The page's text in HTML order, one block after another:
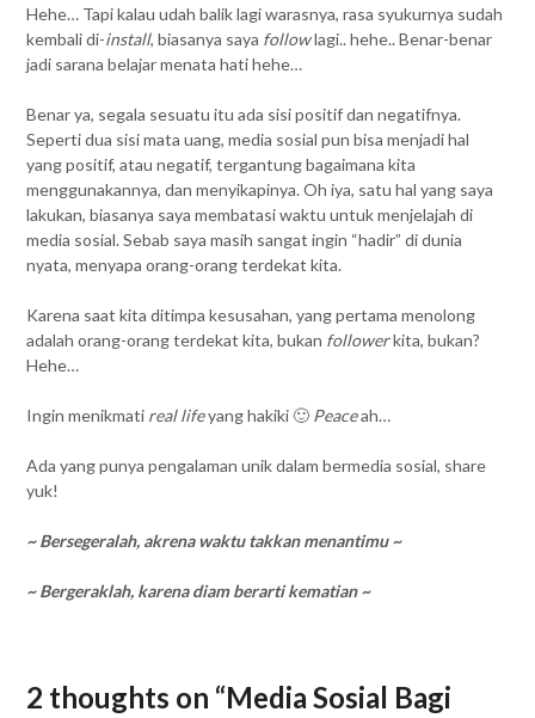
Hehe… Tapi kalau udah balik lagi warasnya, rasa syukurnya sudah
kembali di-install, biasanya saya followlagi.. hehe.. Benar-benar
jadi sarana belajar menata hati hehe…
Benar ya, segala sesuatu itu ada sisi positif dan negatifnya.
Seperti dua sisi mata uang, media sosial pun bisa menjadi hal
yang positif, atau negatif, tergantung bagaimana kita
menggunakannya, dan menyikapinya. Oh iya, satu hal yang saya
lakukan, biasanya saya membatasi waktu untuk menjelajah di
media sosial. Sebab saya masih sangat ingin “hadir” di dunia
nyata, menyapa orang-orang terdekat kita.
Karena saat kita ditimpa kesusahan, yang pertama menolong
adalah orang-orang terdekat kita, bukan followerkita, bukan?
Hehe…
Ingin menikmati real lifeyang hakiki 🙂 Peaceah…
Ada yang punya pengalaman unik dalam bermedia sosial, share
yuk!
~ Bersegeralah, akrena waktu takkan menantimu ~
~ Bergeraklah, karena diam berarti kematian ~
2 thoughts on “Media Sosial Bagi